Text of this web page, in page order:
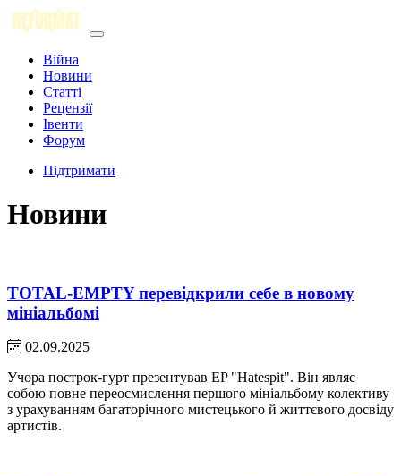
Війна
Новини
Статті
Рецензії
Івенти
Форум
Підтримати
Новини
TOTAL-EMPTY перевідкрили себе в новому
мініальбомі
02.09.2025
Учора построк-гурт презентував EP "Hatespit". Він являє
собою повне переосмислення першого мініальбому колективу
з урахуванням багаторічного мистецького й життєвого досвіду
артистів.